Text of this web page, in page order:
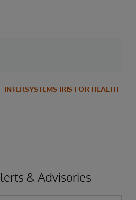
INTERSYSTEMS IRIS FOR HEALTH
& Advisories